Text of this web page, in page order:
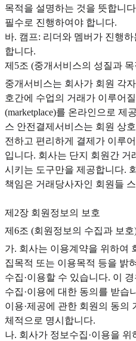
목적을 설명하는 것을 뜻합니
필수로 진행하여야 합니다.
바. 캠프: 리더와 멤버가 진행
합니다.
제5조 (중개서비스의 성질과 목
중개서비스는 회사가 회원 각
호간에 수업의 거래가 이루어
(marketplace)를 온라인으로 제
스 안전결제서비스는 회원 상
전하고 편리하게 결제가 이루
입니다. 회사는 단지 회원간 거
시키는 도구만을 제공합니다.
책임은 거래당사자인 회원들
제2장 회원정보의 보호
제6조 (회원정보의 수집과 보호
가. 회사는 이용계약을 위하여
집목적 또는 이용목적 등을 밝
수집·이용할 수 있습니다. 이
수집·이용에 대한 동의를 받습
이용·제공에 관한 회원의 동의
체적으로 명시합니다.
나. 회사가 정보수집·이용을